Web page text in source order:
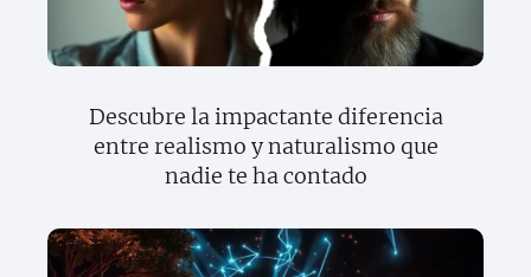
Descubre la impactante diferencia
entre realismo y naturalismo que
nadie te ha contado